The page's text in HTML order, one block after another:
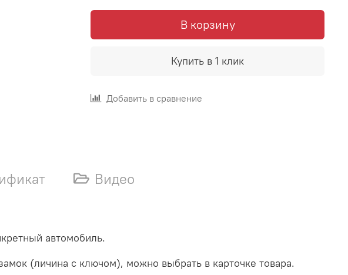
В корзину
Купить в 1 клик
Добавить в сравнение
Видео
автомобиль.
(личина с ключом), можно выбрать в карточке товара.